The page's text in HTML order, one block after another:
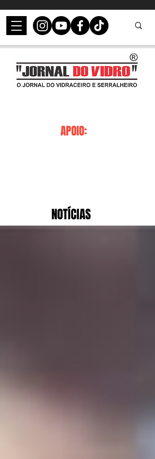
APOIO:
NOTÍCIAS